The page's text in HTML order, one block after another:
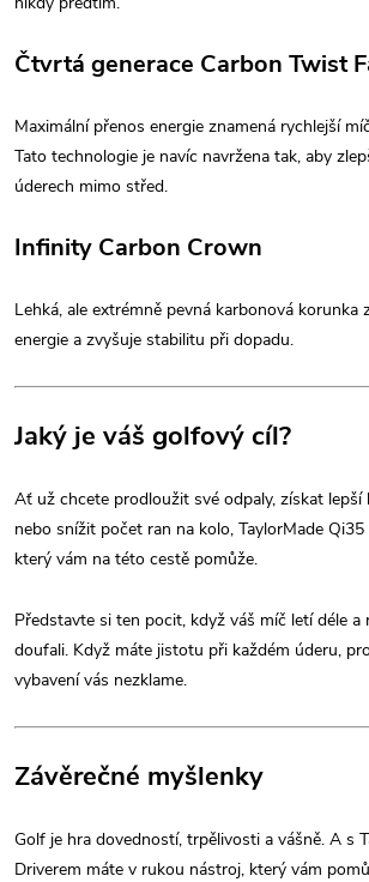
Čtvrtá generace Carbon Twist
Maximální přenos energie znamená rychlejší
Tato technologie je navíc navržena tak, aby
úderech mimo střed.
Infinity Carbon Crown
Lehká, ale extrémně pevná karbonová korunka
energie a zvyšuje stabilitu při dopadu.
Jaký je váš golfový cíl?
Ať už chcete prodloužit své odpaly, získat
nebo snížit počet ran na kolo, TaylorMade
který vám na této cestě pomůže.
Představte si ten pocit, když váš míč letí déle a
doufali. Když máte jistotu při každém úderu,
vybavení vás nezklame.
Závěrečné myšlenky
Golf je hra dovedností, trpělivosti a vášně. A s
Driverem máte v rukou nástroj, který vám